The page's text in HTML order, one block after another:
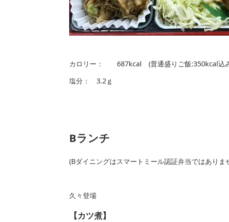
カロリー： 687kcal (普通盛りご飯:350kcal込み
塩分： 3.2ｇ
Bランチ
(Bダイニングはスマートミール認証弁当ではあり
久々登場
【カツ煮】